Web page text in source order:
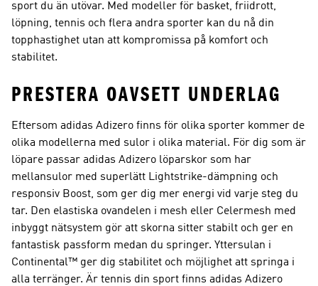
sport du än utövar. Med modeller för basket, friidrott,
löpning, tennis och flera andra sporter kan du nå din
topphastighet utan att kompromissa på komfort och
stabilitet.
PRESTERA OAVSETT UNDERLAG
Eftersom adidas Adizero finns för olika sporter kommer de
olika modellerna med sulor i olika material. För dig som är
löpare passar adidas Adizero löparskor som har
mellansulor med superlätt Lightstrike-dämpning och
responsiv Boost, som ger dig mer energi vid varje steg du
tar. Den elastiska ovandelen i mesh eller Celermesh med
inbyggt nätsystem gör att skorna sitter stabilt och ger en
fantastisk passform medan du springer. Yttersulan i
Continental™ ger dig stabilitet och möjlighet att springa i
alla terränger. Är tennis din sport finns adidas Adizero